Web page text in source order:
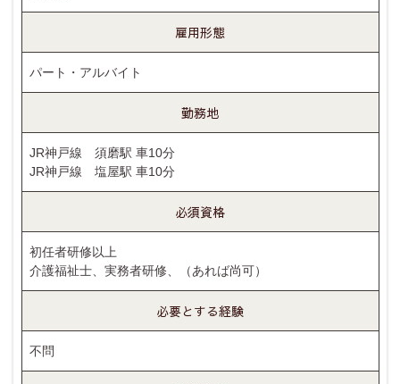
雇用形態
パート・アルバイト
勤務地
JR神戸線 須磨駅 車10分
JR神戸線 塩屋駅 車10分
必須資格
初任者研修以上
介護福祉士、実務者研修、（あれば尚可）
必要とする経験
不問